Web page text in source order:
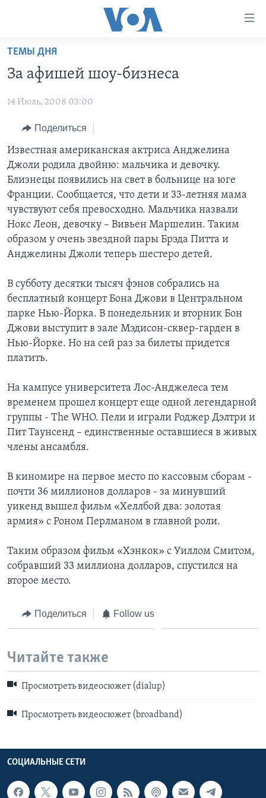
Перейти
основной
Перейти
навигации
Перейти
поиск
ГЛАВНОЕ
ПРОГРАММЫ
АМЕРИКА
НОВОСТИ ЗА МИНУТУ
ИТОГИ
ПОЧЕМУ ЭТО ВАЖНО?
ДИСКУССИЯ VOA
ДЕТАЛИ
АМЕРИКА. БОЛЬШОЕ ПУТЕШЕСТВИЕ
ПРОЕКТЫ
УЧИМ АНГЛИЙСКИЙ
НАША АМЕРИКАНСКАЯ ИСТОРИЯ
А КАК В АМЕРИКЕ?
АРТЕФАКТЫ
АМЕРИКАНСКИЕ ГОРОДКИ
ЭКСПЕРТИЗА
ИНТЕРВЬЮ
ФАКТЫ ПРОТИВ ФЕЙКОВ
ЗА СВОБОДУ ПРЕССЫ
УЧИМ АНГЛИЙСКИЙ
ВИДЕО
ПОДПИСКА НА НОВОСТИ
Learning English
СОЦИАЛЬНЫЕ СЕТИ
ТЕМЫ ДНЯ
За афишей шоу-бизнеса
14 Июль, 2008 03:00
Поделиться
Известная американская актриса Анджелина
Джоли родила двойню: мальчика и девочку.
Близнецы появились на свет в больнице на юге
Франции. Сообщается, что дети и 33-летняя мама
чувствуют себя превосходно. Мальчика назвали
Нокс Леон, девочку – Вивьен Маршелин. Таким
образом у очень звездной пары Брэда Питта и
Анджелины Джоли теперь шестеро детей.
В субботу десятки тысяч фэнов собрались на
бесплатный концерт Бона Джови в Центральном
парке Нью-Йорка. В понедельник и вторник Бон
Джови выступит в зале Мэдисон-сквер-гарден в
Нью-Йорке. Но на сей раз за билеты придется
платить.
На кампусе университета Лос-Анджелеса тем
временем прошел концерт еще одной легендарной
группы - The WHO. Пели и играли Роджер Дэлтри и
Пит Таунсенд – единственные оставшиеся в живых
члены ансамбля.
В киномире на первое место по кассовым сборам -
почти 36 миллионов долларов - за минувший
уикенд вышел фильм «Хеллбой два: золотая
армия» с Роном Перлманом в главной роли.
Таким образом фильм «Хэнкок» с Уиллом Смитом,
собравший 33 миллиона долларов, спустился на
второе место.
Поделиться Follow us
Читайте также
Просмотреть видеосюжет (dialup)
Просмотреть видеосюжет (broadband)
СОЦИАЛЬНЫЕ СЕТИ